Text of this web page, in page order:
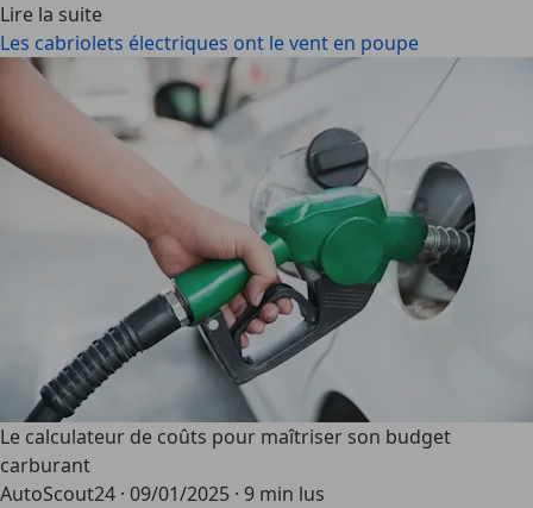
Lire la suite
Les cabriolets électriques ont le vent en poupe
Le calculateur de coûts pour maîtriser son budget
carburant
AutoScout24 · 09/01/2025 · 9 min lus